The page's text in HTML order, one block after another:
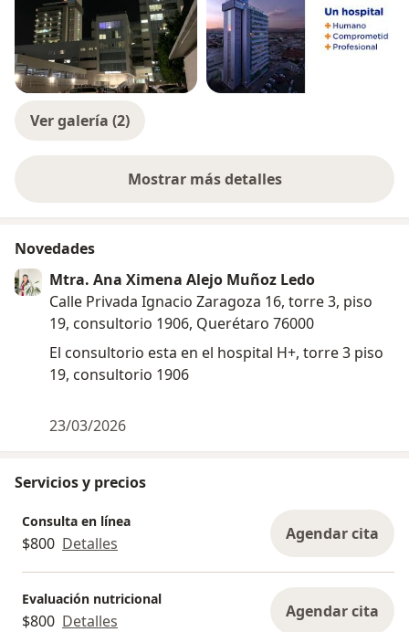
para todos y ayudar a las personas a mejorar su salud
a través de una alimentación adecuada.
Disfruto mucho ayudar a las personas a tener una vida
saludable y más feliz.
Mi consulta incluye:
-Evaluación del estado nutricional
-Educación en nutrición
No me compete prescribir medicamentos, sin
embargo, pudiera añadir un suplemento en caso de
ser necesario.
Durante la consulta te haré preguntas sobre
asistir a consulta traigas tus últimos estudios de
laboratorio en caso de tenerlos, así como una lista de
los medicamentos/dosis/frecuencia en la que los
Se recomienda no ingerir alimentos y/o bebidas por lo
ayudará a que el análisis de composición corporal sea
más preciso.
Ver galería (2)
Mostrar más detalles
sobre la experiencia
Novedades
Mtra. Ana Ximena Alejo Muñoz Ledo
Calle Privada Ignacio Zaragoza 16, torre 3, piso
19, consultorio 1906, Querétaro 76000
El consultorio esta en el hospital H+, torre 3 piso
19, consultorio 1906
23/03/2026
Servicios y precios
Consulta en línea
$800 Detalles Agendar cita
Evaluación nutricional
$800 Detalles Agendar cita